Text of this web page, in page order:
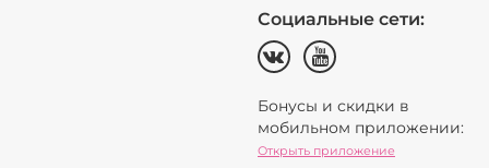
Социальные сети:
Бонусы и скидки в
мобильном приложении:
Открыть приложение